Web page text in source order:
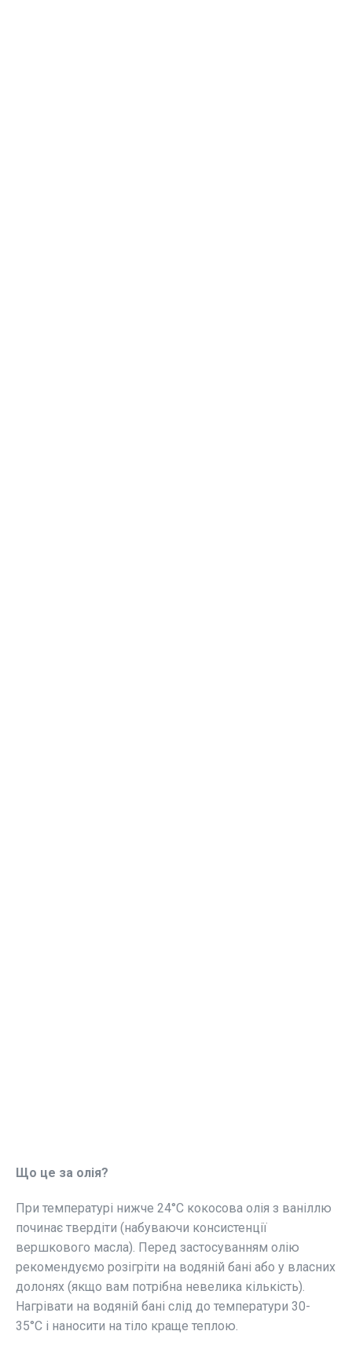
Що це за олія?
При температурі нижче 24°C кокосова олія з ваніллю
починає твердіти (набуваючи консистенції
вершкового масла). Перед застосуванням олію
рекомендуємо розігріти на водяній бані або у власних
долонях (якщо вам потрібна невелика кількість).
Нагрівати на водяній бані слід до температури 30-
35°C і наносити на тіло краще теплою.